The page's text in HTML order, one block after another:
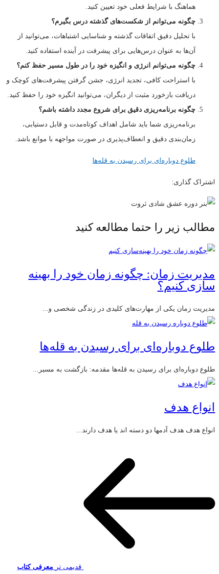
هماهنگ با شرایط فعلی خود تعیین کنید.
چگونه می‌توانم از شکست‌های گذشته درس بگیرم؟
با تحلیل دقیق اتفاقات گذشته و شناسایی اشتباهات، می‌توانید از
آن‌ها به عنوان درس‌هایی برای پیشرفت در آینده استفاده کنید.
چگونه می‌توانم انرژی و انگیزه خود را در طول مسیر حفظ کنم؟
با استراحت کافی، تجدید انرژی، جشن گرفتن پیشرفت‌های کوچک و
دریافت بازخورد مثبت از دیگران، می‌توانید انگیزه خود را حفظ کنید.
چگونه برنامه‌ریزی دقیق برای شروع مجدد داشته باشم؟
برنامه‌ریزی شما باید شامل اهداف کوتاه‌مدت و قابل دستیابی،
زمان‌بندی دقیق و انعطاف‌پذیری در صورت مواجهه با موانع باشد.
طلوع دوباره‌ای برای رسیدن به قله‌ها
اشتراک گذاری:
مطالب زیر را حتما مطالعه کنید
مدیریت زمان: چگونه زمان خود را بهینه‌
سازی کنیم؟
مدیریت زمان یکی از مهارت‌های کلیدی در زندگی شخصی و...
طلوع دوباره‌ای برای رسیدن به قله‌ها
طلوع دوباره‌ای برای رسیدن به قله‌ها مقدمه: بازگشت به مسیر...
انواع هدف
انواع هدف هدف آدمها دو دسته اند یا هدف دارند...
قدیمی تر معرفی کتاب